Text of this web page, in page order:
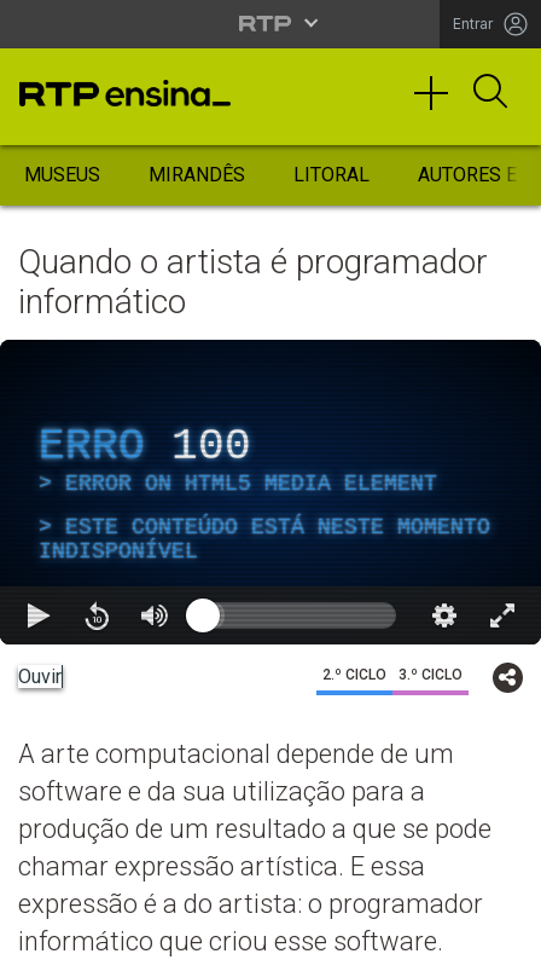
Entrar
MUSEUS MIRANDÊS LITORAL AUTORES
Quando o artista é programador
informático
ERRO 100
ERROR ON HTML5 MEDIA ELEMENT
ESTE CONTEÚDO ESTÁ NESTE MOMENTO
INDISPONÍVEL
Ouvir 2.º CICLO 3.º CICLO
A arte computacional depende de um
software e da sua utilização para a
produção de um resultado a que se pode
chamar expressão artística. E essa
expressão é a do artista: o programador
informático que criou esse software.